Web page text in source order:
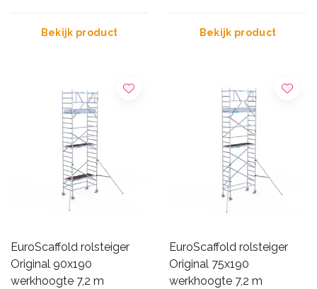
Bekijk product Bekijk product
EuroScaffold rolsteiger
Original 90x190
werkhoogte 7,2 m
EuroScaffold rolsteiger
Original 75x190
werkhoogte 7,2 m